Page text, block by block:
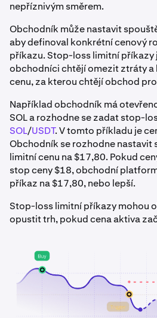
nepříznivým směrem.
Obchodník může nastavit
aby definoval konkrétní cenový
příkazu. Stop-loss limitní příkazy
obchodníci chtějí omezit ztráty
cenu, za kterou chtějí obchod
Například obchodník má
SOL a rozhodne se zadat stop-
SOL/USDT. V tomto příkladu je
Obchodník se rozhodne nastavit
limitní cenu na $17,80. Pokud
stop ceny $18, obchodní
příkaz na $17,80, nebo lepší.
Stop-loss limitní příkazy mohou
opustit trh, pokud cena aktiva